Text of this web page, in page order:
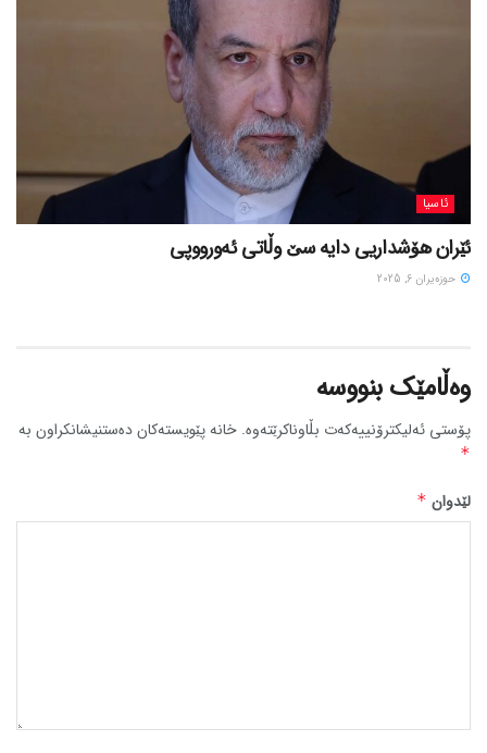
ئاسیا
ئێران هۆشداریی دایە سێ وڵاتی ئەورووپی
حوزه‌یران 6, 2025
وەڵامێک بنووسە
پۆستی ئەلیکترۆنییەکەت بڵاوناکرێتەوە. خانە پێویستەکان دەستنیشانکراون بە
*
لێدوان *